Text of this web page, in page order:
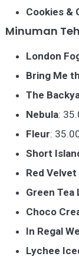
Cookies &
Minuman
London
Bring Me
The
Nebula:
Fleur:
Short
Red
Green Tea
Choco
In Regal
Lychee